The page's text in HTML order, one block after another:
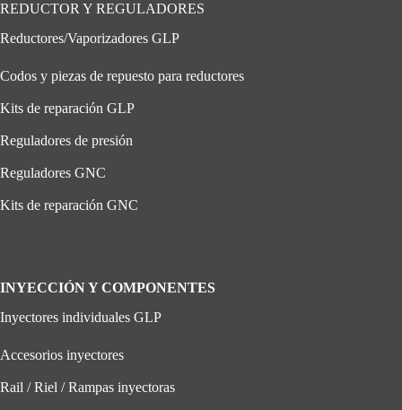
REDUCTOR Y REGULADORES
Reductores/Vaporizadores GLP
Codos y piezas de repuesto para reductores
Kits de reparación GLP
Reguladores de presión
Reguladores GNC
Kits de reparación GNC
INYECCIÓN Y COMPONENTES
Inyectores individuales GLP
Accesorios inyectores
Rail / Riel / Rampas inyectoras